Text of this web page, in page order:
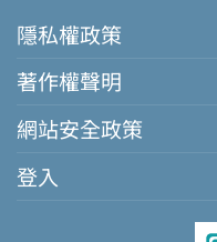
隱私權政策
著作權聲明
網站安全政策
登入